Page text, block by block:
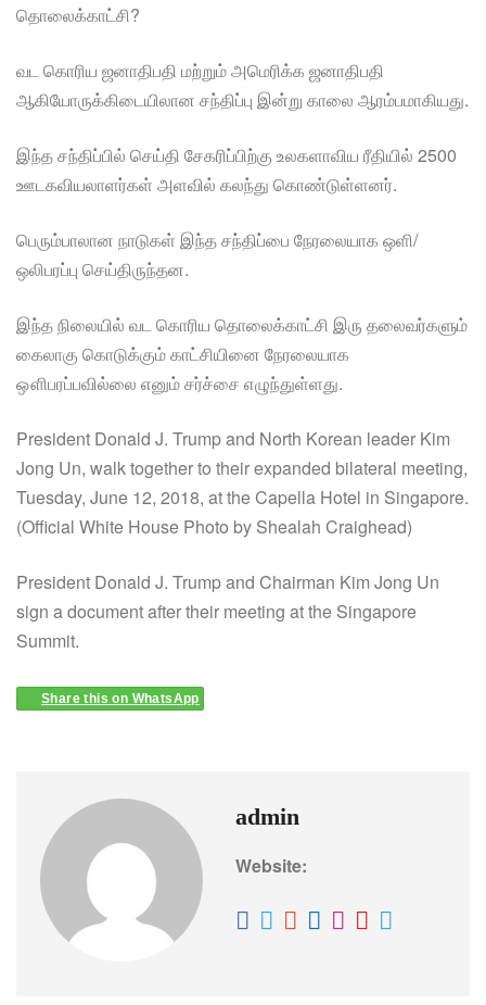
தொலைக்காட்சி?
வட கொரிய ஜனாதிபதி மற்றும் அமெரிக்க ஜனாதிபதி
ஆகியோருக்கிடையிலான சந்திப்பு இன்று காலை ஆரம்பமாகியது.
இந்த சந்திப்பில் செய்தி சேகரிப்பிற்கு உலகளாவிய ரீதியில் 2500
ஊடகவியலாளர்கள் அளவில் கலந்து கொண்டுள்ளனர்.
பெரும்பாலான நாடுகள் இந்த சந்திப்பை நேரலையாக ஒளி/
ஒலிபரப்பு செய்திருந்தன.
இந்த நிலையில் வட கொரிய தொலைக்காட்சி இரு தலைவர்களும்
கைலாகு கொடுக்கும் காட்சியினை நேரலையாக
ஔிபரப்பவில்லை எனும் சர்ச்சை எழுந்துள்ளது.
President Donald J. Trump and North Korean leader Kim
Jong Un, walk together to their expanded bilateral meeting,
Tuesday, June 12, 2018, at the Capella Hotel in Singapore.
(Official White House Photo by Shealah Craighead)
President Donald J. Trump and Chairman Kim Jong Un
sign a document after their meeting at the Singapore
Summit⁠.
Share this on WhatsApp
admin
Website: